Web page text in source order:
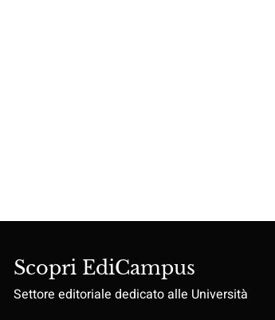
Scopri EdiCampus
Settore editoriale dedicato alle Università